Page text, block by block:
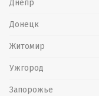
Днепр
Донецк
Житомир
Ужгород
Запорожье